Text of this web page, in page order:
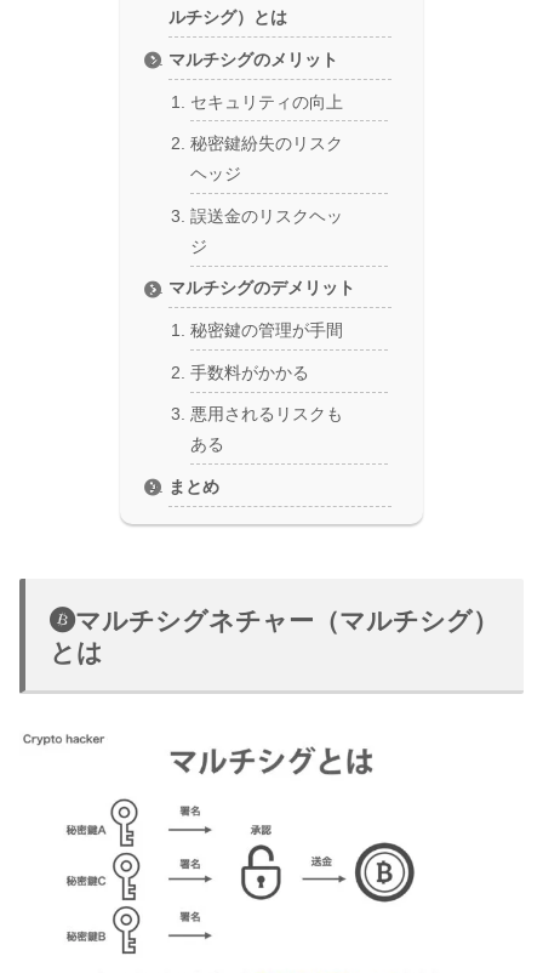
ルチシグ）とは
マルチシグのメリット
セキュリティの向上
秘密鍵紛失のリスク
ヘッジ
誤送金のリスクヘッ
ジ
マルチシグのデメリット
秘密鍵の管理が手間
手数料がかかる
悪用されるリスクも
ある
まとめ
マルチシグネチャー（マルチシグ）
とは